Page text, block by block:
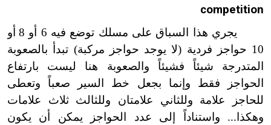
competition
يجري هذا السباق على مسلك توضع فيه 6 أو 8 أو
10 حواجز فردية (لا يوجد حواجز مركبة) تبدأ بالصعوبة
المتدرجة شيئاً فشيئاً والصعوبة هنا ليست بارتفاع
الحواجز فقط وإنما بجعل خط السير صعباً وتعطى
للحاجز علامة وللثاني علامتان وللثالث ثلاث علامات
وهكذا... واستناداً إلى عدد الحواجز يمكن أن يكون